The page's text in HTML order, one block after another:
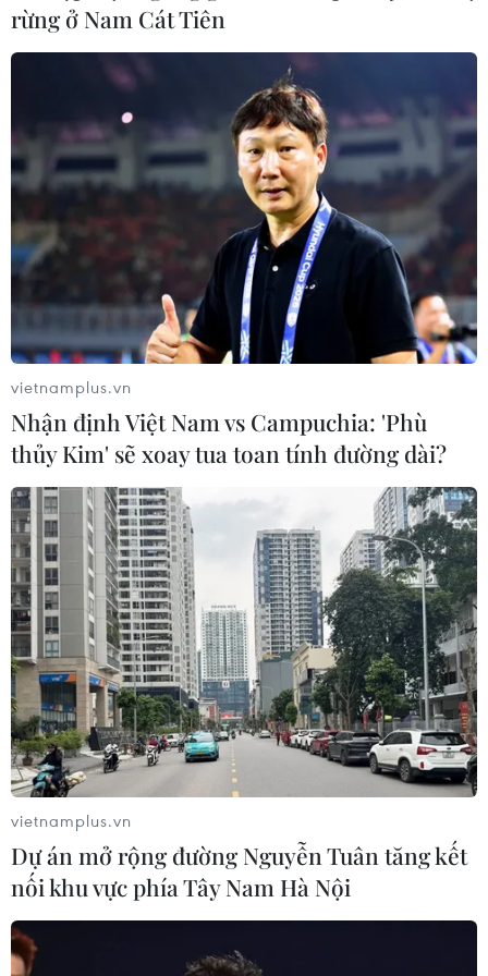
rừng ở Nam Cát Tiên
vietnamplus.vn
Nhận định Việt Nam vs Campuchia: 'Phù
thủy Kim' sẽ xoay tua toan tính đường dài?
vietnamplus.vn
Dự án mở rộng đường Nguyễn Tuân tăng kết
nối khu vực phía Tây Nam Hà Nội